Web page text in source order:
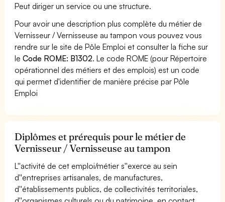
Peut diriger un service ou une structure.
Pour avoir une description plus complète du métier de
Vernisseur / Vernisseuse au tampon vous pouvez vous
rendre sur le site de Pôle Emploi et consulter la fiche sur
leCode ROME: B1302. Le code ROME (pour Répertoire
opérationnel des métiers et des emplois) est un code
qui permet d'identifier de manière précise par Pôle
Emploi
Diplômes et prérequis pour le métier de
Vernisseur / Vernisseuse au tampon
L''activité de cet emploi/métier s''exerce au sein
d''entreprises artisanales, de manufactures,
d''établissements publics, de collectivités territoriales,